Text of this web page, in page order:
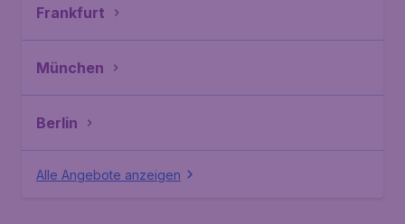
Frankfurt
München
Berlin
Alle Angebote anzeigen